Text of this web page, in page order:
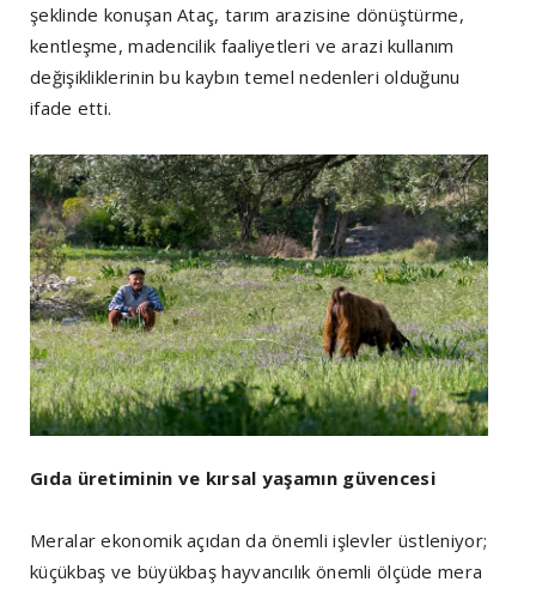
şeklinde konuşan Ataç, tarım arazisine dönüştürme,
kentleşme, madencilik faaliyetleri ve arazi kullanım
değişikliklerinin bu kaybın temel nedenleri olduğunu
ifade etti.
Gıda üretiminin ve kırsal yaşamın güvencesi
Meralar ekonomik açıdan da önemli işlevler üstleniyor;
küçükbaş ve büyükbaş hayvancılık önemli ölçüde mera